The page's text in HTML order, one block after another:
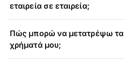
εταιρεία σε εταιρεία;
Πώς μπορώ να μετατρέψω τα
χρήματά μου;